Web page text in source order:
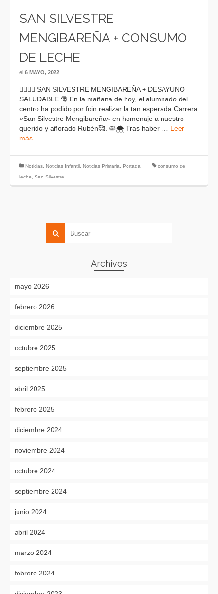
SAN SILVESTRE
MENGIBAREÑA + CONSUMO
DE LECHE
el 6 MAYO, 2022
🏃‍♂️🏃‍♀️ SAN SILVESTRE MENGIBAREÑA + DESAYUNO
SALUDABLE 🎅 En la mañana de hoy, el alumnado del
centro ha podido por foin realizar la tan esperada Carrera
«San Silvestre Mengibareña» en homenaje a nuestro
querido y añorado Rubén🥰. 🦠🌨 Tras haber … Leer
más
Noticias Noticias Infantil Noticias Primaria Portada
consumo de
leche
San Silvestre
Archivos
mayo 2026
febrero 2026
diciembre 2025
octubre 2025
septiembre 2025
abril 2025
febrero 2025
diciembre 2024
noviembre 2024
octubre 2024
septiembre 2024
junio 2024
abril 2024
marzo 2024
febrero 2024